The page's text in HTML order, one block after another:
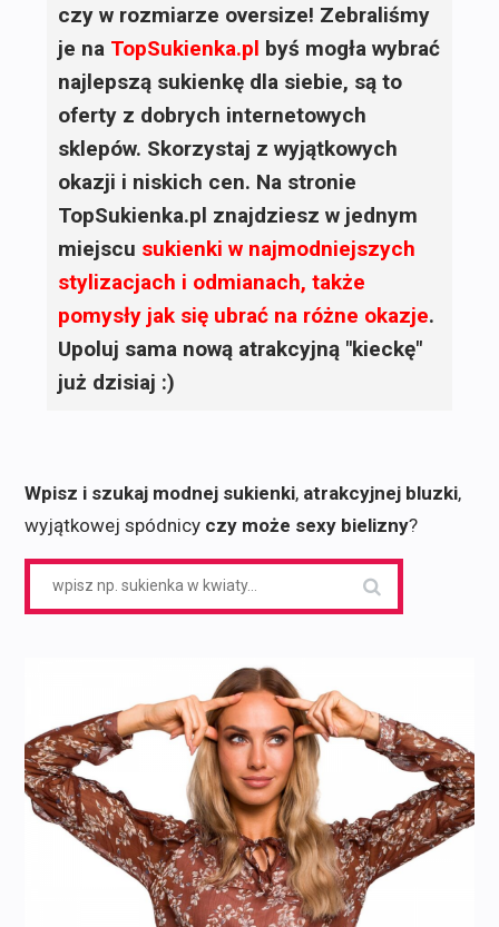
czy w rozmiarze oversize! Zebraliśmy
je na TopSukienka.pl byś mogła wybrać
najlepszą sukienkę dla siebie, są to
oferty z dobrych internetowych
sklepów. Skorzystaj z wyjątkowych
okazji i niskich cen. Na stronie
TopSukienka.pl znajdziesz w jednym
miejscu sukienki w najmodniejszych
stylizacjach i odmianach, także
pomysły jak się ubrać na różne okazje.
Upoluj sama nową atrakcyjną "kieckę"
już dzisiaj :)
Wpisz i szukaj modnej sukienki, atrakcyjnej bluzki,
wyjątkowej spódnicy czy może sexy bielizny?